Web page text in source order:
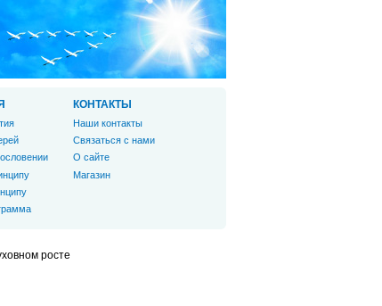
росте
КОНТАКТЫ
Наши контакты
Связаться с нами
О сайте
Магазин